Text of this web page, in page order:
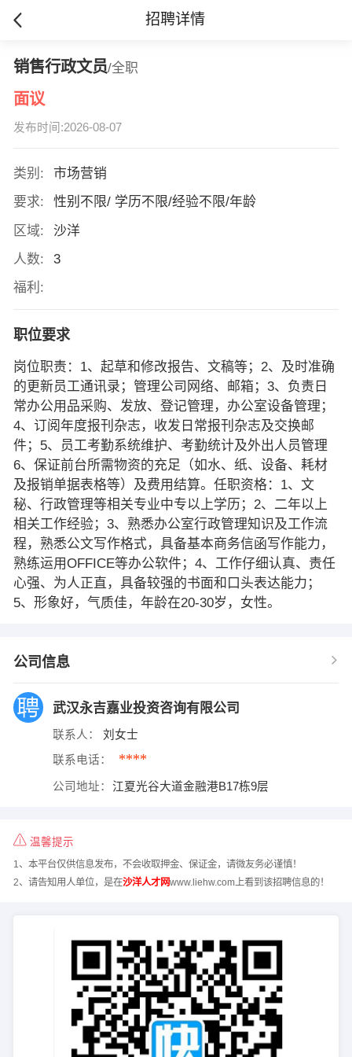
招聘详情
销售行政文员/全职
面议
发布时间:2026-08-07
类别:
市场营销
要求:
性别不限/ 学历不限/经验不限/年龄
区域:
沙洋
人数:
3
福利:
职位要求
岗位职责：1、起草和修改报告、文稿等；2、及时准确
的更新员工通讯录；管理公司网络、邮箱；3、负责日
常办公用品采购、发放、登记管理，办公室设备管理；
4、订阅年度报刊杂志，收发日常报刊杂志及交换邮
件；5、员工考勤系统维护、考勤统计及外出人员管理
6、保证前台所需物资的充足（如水、纸、设备、耗材
及报销单据表格等）及费用结算。任职资格：1、文
秘、行政管理等相关专业中专以上学历；2、二年以上
相关工作经验；3、熟悉办公室行政管理知识及工作流
程，熟悉公文写作格式，具备基本商务信函写作能力，
熟练运用OFFICE等办公软件；4、工作仔细认真、责任
心强、为人正直，具备较强的书面和口头表达能力；
5、形象好，气质佳，年龄在20-30岁，女性。
公司信息
武汉永吉嘉业投资咨询有限公司
联系人： 刘女士
联系电话： ****
公司地址： 江夏光谷大道金融港B17栋9层
温馨提示
1、本平台仅供信息发布，不会收取押金、保证金，请微友务必谨慎！
2、请告知用人单位，是在沙洋人才网www.liehw.com上看到该招聘信息的！